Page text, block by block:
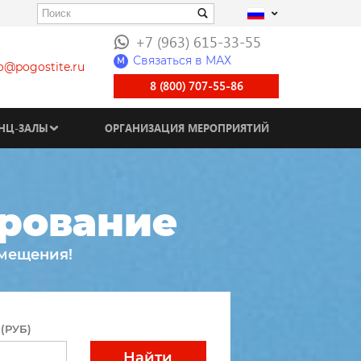
+7 (963) 615-33-55
M Связаться в МАХ
8 (800) 707-55-86
ЗАЛЫ ОРГАНИЗАЦИЯ МЕРОПРИЯТИЙ